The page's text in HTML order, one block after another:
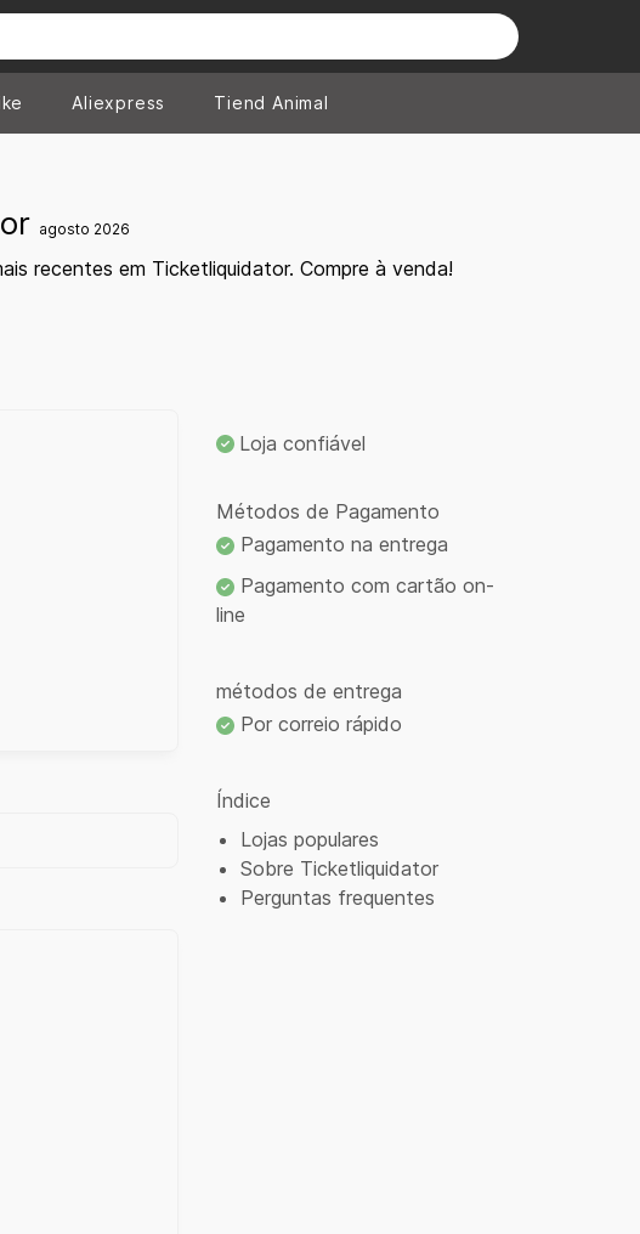
Aliexpress Tiend Animal
agosto 2026
recentes em Ticketliquidator. Compre à venda!
Loja confiável
Métodos de Pagamento
Pagamento na entrega
Pagamento com cartão on-
line
métodos de entrega
Por correio rápido
Índice
Lojas populares
Sobre Ticketliquidator
Perguntas frequentes